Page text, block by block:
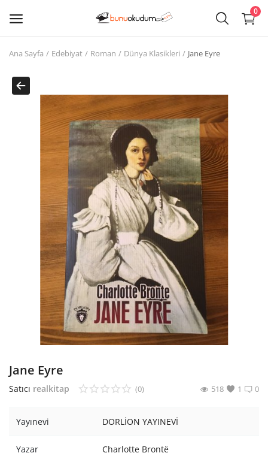
0
Sat
Ders - Sınav Kitapları
Çocuk Kitapları
Araştırma - Tarih
Din Tasavvuf
Hobi Kitapları
Ana Sayfa Edebiyat Roman Dünya Klasikleri Jane Eyre
Jane Eyre
Satıcı realkitap 0
(0) 1
518
Yayınevi DORLİON YAYINEVİ
Yazar Charlotte Brontë